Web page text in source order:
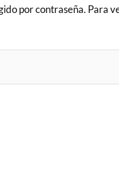
por contraseña. Para